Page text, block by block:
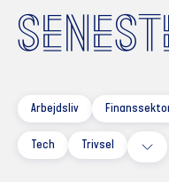
Arbejdsliv
Tech Trivsel